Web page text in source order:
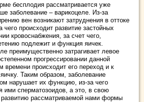
бесплодия рассматривается уже
заболевание – варикоцеле. Из-за
вен возникают затруднения в оттоке
чего происходит развитие застойных
кровоснабжения, за счет чего,
подлежит и функция яичек.
преимущественно затрагивает левое
прогрессировании данной
времени происходит его переход и к
Таким образом, заболевание
нарушает их функцию, из-за чего
ими сперматозоидов, а это, в свою
развитию рассматриваемой нами формы